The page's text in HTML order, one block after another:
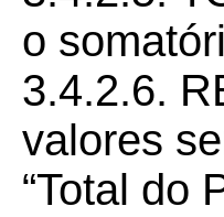
o
3.4.2.6.
valores
“Total do